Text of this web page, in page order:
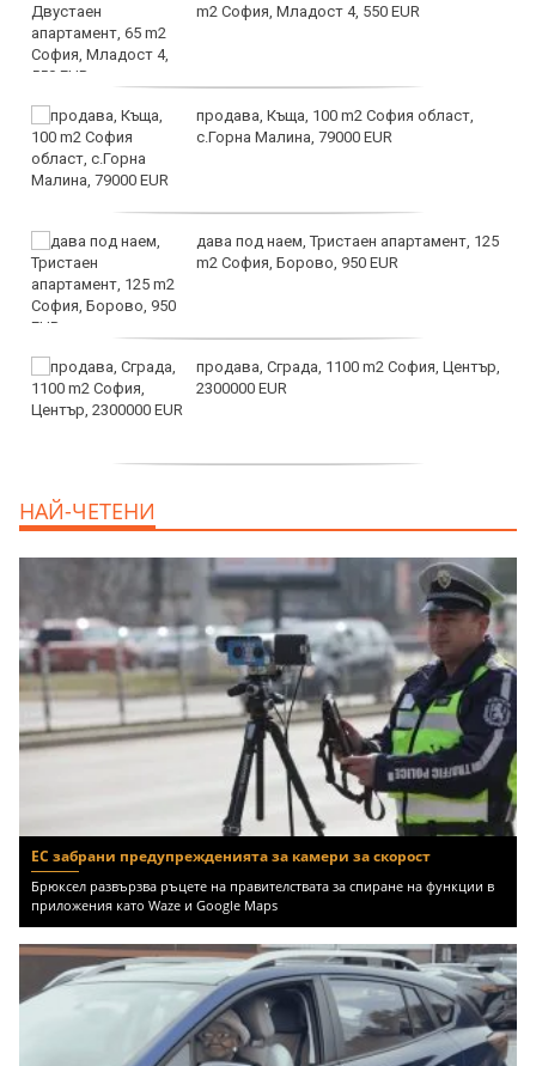
m2 София, Младост 4, 550 EUR
продава, Къща, 100 m2 София област,
с.Горна Малина, 79000 EUR
дава под наем, Тристаен апартамент, 125
m2 София, Борово, 950 EUR
продава, Сграда, 1100 m2 София, Център,
2300000 EUR
НАЙ-ЧЕТЕНИ
ЕС забрани предупрежденията за камери за скорост
Брюксел развързва ръцете на правителствата за спиране на функции в
приложения като Waze и Google Maps